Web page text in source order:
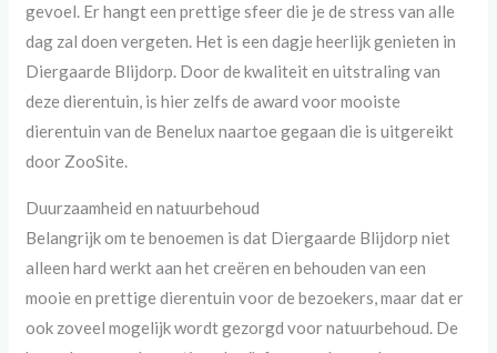
gevoel. Er hangt een prettige sfeer die je de stress van alle
dag zal doen vergeten. Het is een dagje heerlijk genieten in
Diergaarde Blijdorp. Door de kwaliteit en uitstraling van
deze dierentuin, is hier zelfs de award voor mooiste
dierentuin van de Benelux naartoe gegaan die is uitgereikt
door ZooSite.
Duurzaamheid en natuurbehoud
Belangrijk om te benoemen is dat Diergaarde Blijdorp niet
alleen hard werkt aan het creëren en behouden van een
mooie en prettige dierentuin voor de bezoekers, maar dat er
ook zoveel mogelijk wordt gezorgd voor natuurbehoud. De